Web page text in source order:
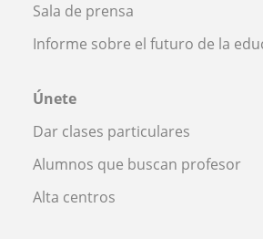
Sala de prensa
Informe sobre el futuro de la
Únete
Dar clases particulares
Alumnos que buscan profesor
Alta centros